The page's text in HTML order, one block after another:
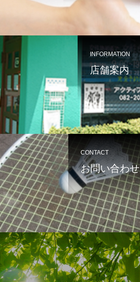
INFORMATION
店舗案内
CONTACT
お問い合わせ